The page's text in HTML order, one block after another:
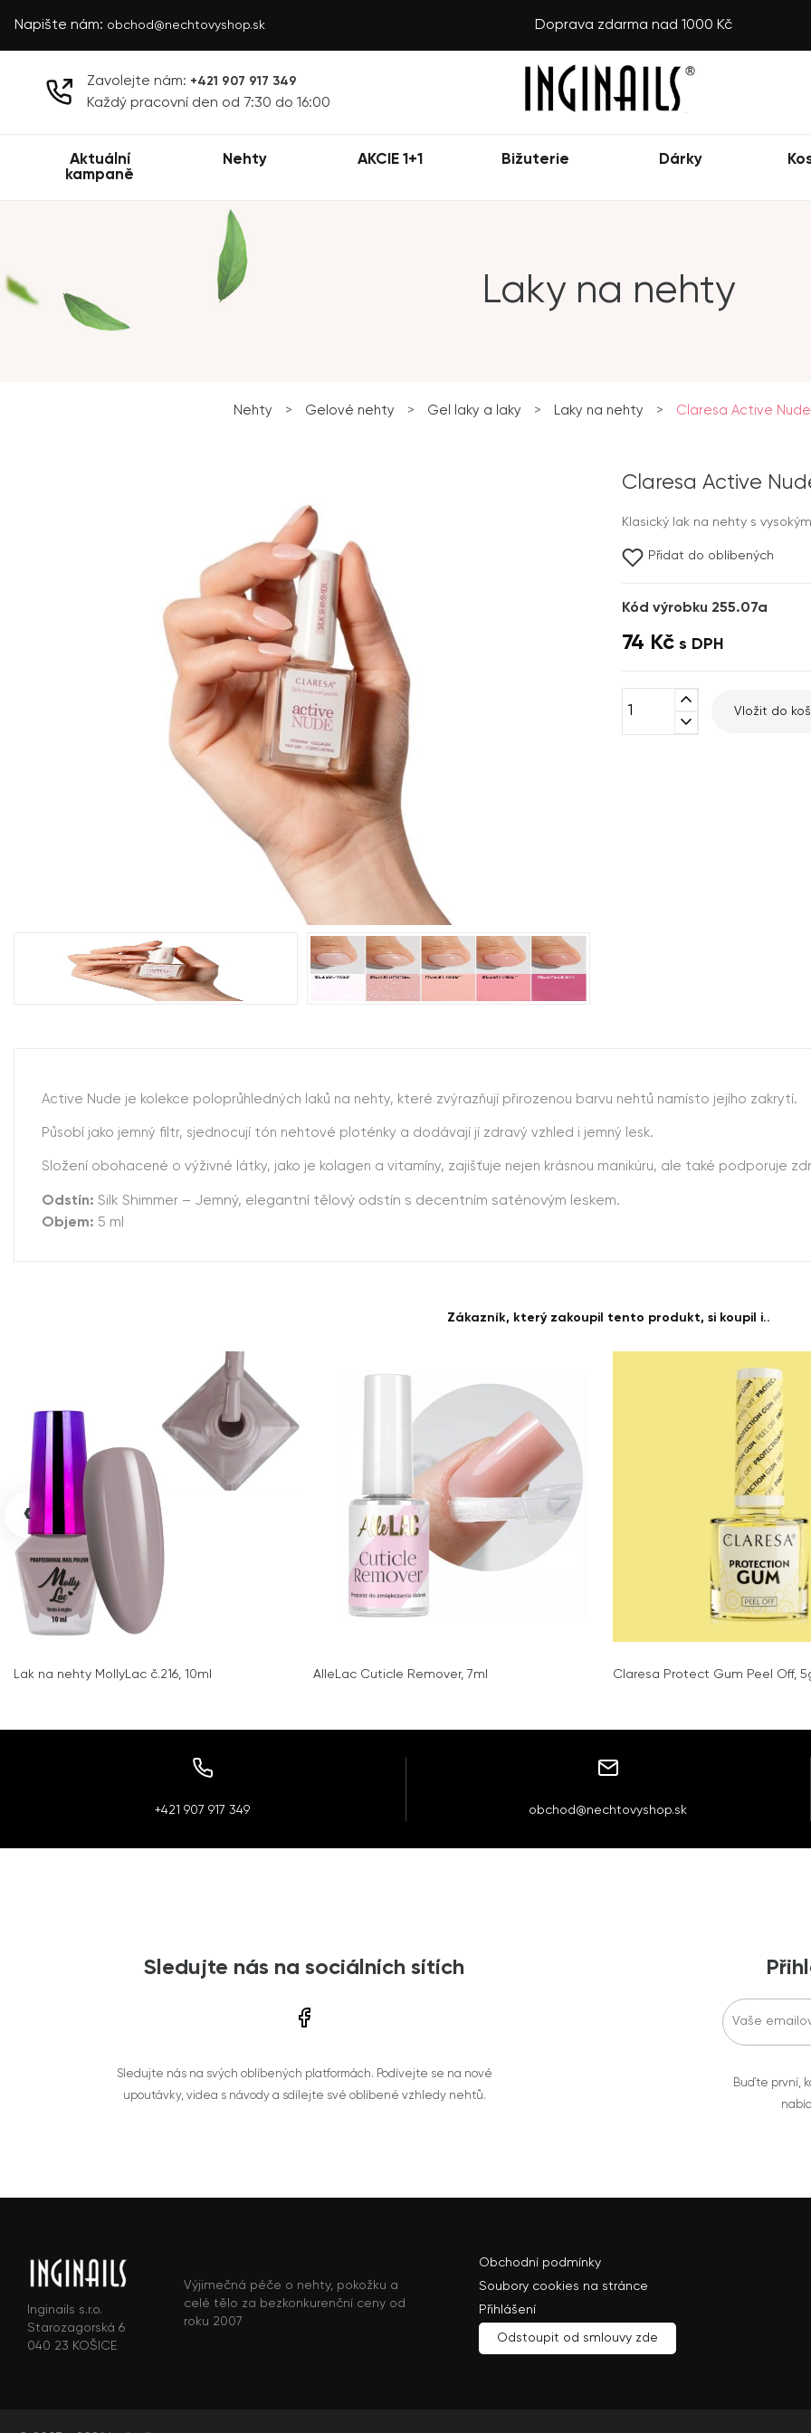
Napište nám: obchod@nechtovyshop.sk Doprava zdarma nad 1000 Kč
Zavolejte nám: +421 907 917 349
Každý pracovní den od 7:30 do 16:00
Aktuální
kampaně
Nehty AKCIE 1+1 Bižuterie Dárky
Laky na nehty
Nehty > Gelové nehty > Gel laky a laky > Laky na nehty > Claresa Active Nude
Claresa Active
Klasický lak na nehty s
Přidat do oblíbených
Kód výrobku 255.07a
74 Kč s DPH
expand_less
expand_more
Vložit do
Active Nude je kolekce poloprůhledných laků na nehty, které zvýrazňují přirozenou barvu nehtů namísto jejího zakrytí.
Působí jako jemný filtr, sjednocují tón nehtové ploténky a dodávají jí zdravý vzhled i jemný lesk.
Složení obohacené o výživné látky, jako je kolagen a vitamíny, zajišťuje nejen krásnou manikúru, ale také podporuje
Odstín: Silk Shimmer – Jemný, elegantní tělový odstín s decentním saténovým leskem.
Objem: 5 ml
Zákazník, který zakoupil tento produkt, si koupil i..
Lak na nehty MollyLac č.216, 10ml AlleLac Cuticle Remover, 7ml Claresa Protect Gum Peel Off,
‹
+421 907 917 349 obchod@nechtovyshop.sk
Sledujte nás na sociálních sítích
Sledujte nás na svých oblíbených platformách. Podívejte se na nové
upoutávky, videa s návody a sdílejte své oblíbené vzhledy nehtů.
Buďte první,
Inginails s.r.o.
Starozagorská 6
040 23 KOŠICE
Výjimečná péče o nehty, pokožku a
celé tělo za bezkonkurenční ceny od
roku 2007
Obchodní podmínky
Soubory cookies na stránce
Přihlášení
Odstoupit od smlouvy zde